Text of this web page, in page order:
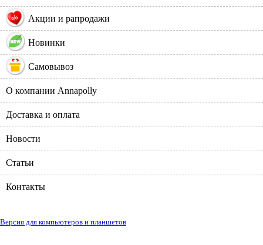
% Акции и рапродажи
Новинки
Самовывоз
О компании Annapolly
Доставка и оплата
Новости
Статьи
Контакты
Версия для компьютеров и планшетов